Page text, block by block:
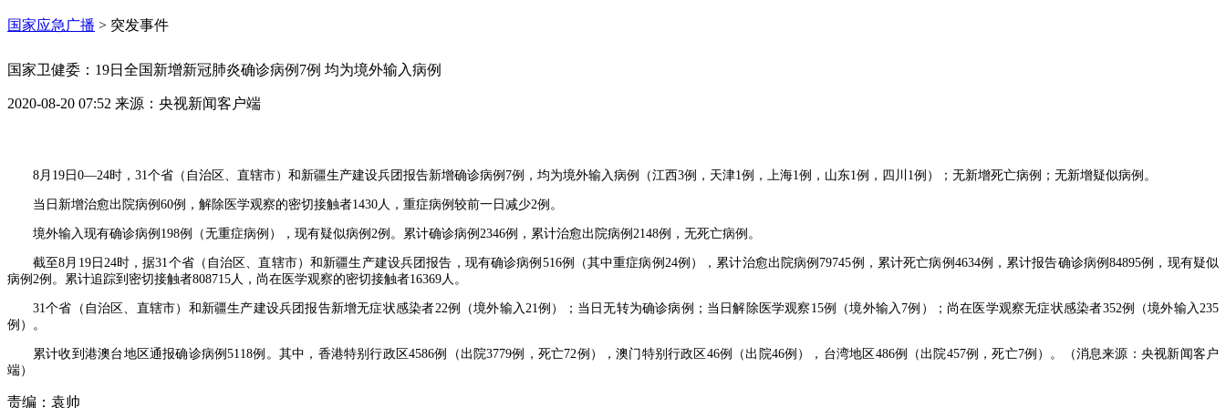
国家应急广播 > 突发事件
国家卫健委：19日全国新增新冠肺炎确诊病例7例 均为境外输入病例
2020-08-20 07:52 来源： 央视新闻客户端
8月19日0—24时，31个省（自治区、直辖市）和新疆生产建设兵团报告新增确诊病例7例，均为境外输入病例（江西3例，天津1例，上海1例，山东1例，四川1例）；无新增死亡病例；无新增疑似病例。
当日新增治愈出院病例60例，解除医学观察的密切接触者1430人，重症病例较前一日减少2例。
境外输入现有确诊病例198例（无重症病例），现有疑似病例2例。累计确诊病例2346例，累计治愈出院病例2148例，无死亡病例。
截至8月19日24时，据31个省（自治区、直辖市）和新疆生产建设兵团报告，现有确诊病例516例（其中重症病例24例），累计治愈出院病例79745例，累计死亡病例4634例，累计报告确诊病例84895例，现有疑似
病例2例。累计追踪到密切接触者808715人，尚在医学观察的密切接触者16369人。
31个省（自治区、直辖市）和新疆生产建设兵团报告新增无症状感染者22例（境外输入21例）；当日无转为确诊病例；当日解除医学观察15例（境外输入7例）；尚在医学观察无症状感染者352例（境外输入235
例）。
累计收到港澳台地区通报确诊病例5118例。其中，香港特别行政区4586例（出院3779例，死亡72例），澳门特别行政区46例（出院46例），台湾地区486例（出院457例，死亡7例）。（消息来源：央视新闻客户
端）
责编： 袁帅